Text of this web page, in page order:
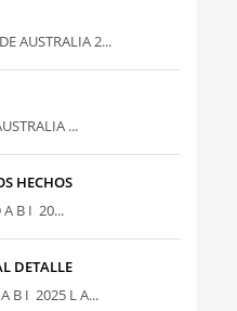
2...
...
HECHOS
A B I 20...
DETALLE
B I 2025 L A...